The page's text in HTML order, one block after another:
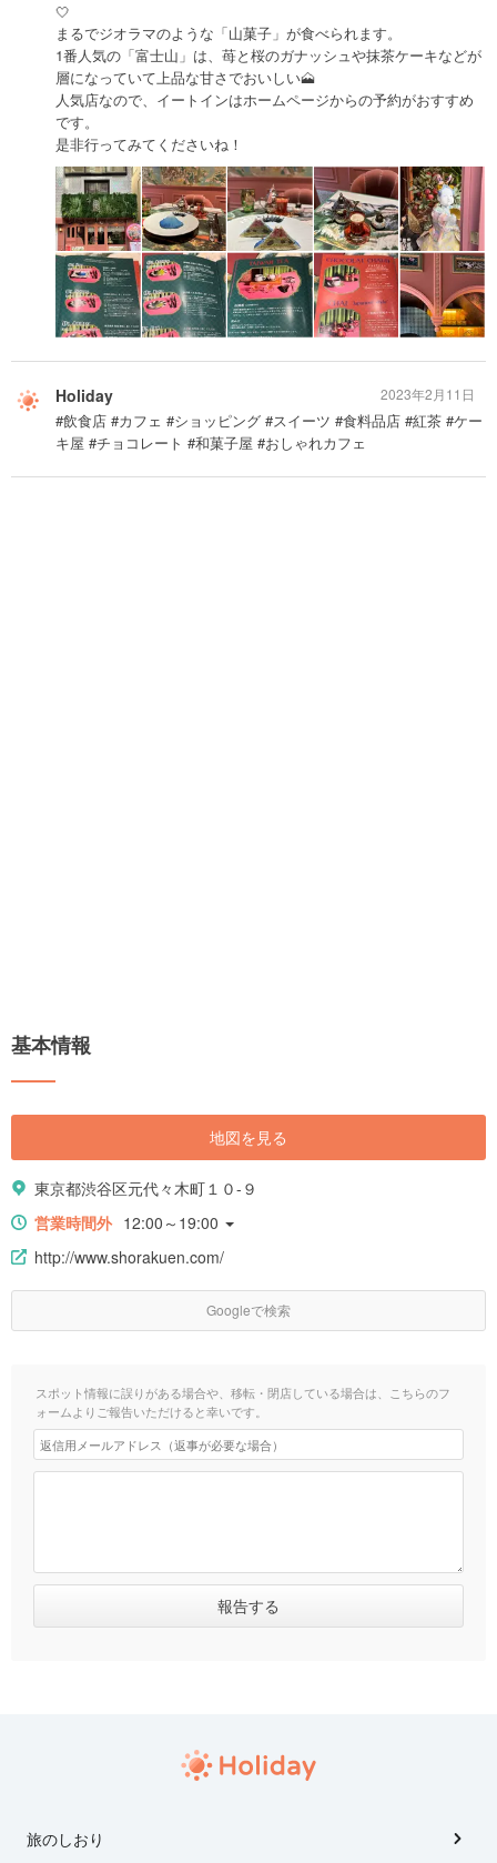
🤍
まるでジオラマのような「山菓子」が食べられます。
1番人気の「富士山」は、苺と桜のガナッシュや抹茶ケーキなどが
層になっていて上品な甘さでおいしい🗻
人気店なので、イートインはホームページからの予約がおすすめ
です。
是非行ってみてくださいね！
Holiday
#飲食店 #カフェ #ショッピング #スイーツ #食料品店 #紅茶 #ケー
キ屋 #チョコレート #和菓子屋 #おしゃれカフェ
2023年2月11日
基本情報
地図を見る
東京都渋谷区元代々木町１０-９
営業時間外 12:00～19:00
http://www.shorakuen.com/
Googleで検索
スポット情報に誤りがある場合や、移転・閉店している場合は、こちらのフ
ォームよりご報告いただけると幸いです。
旅のしおり